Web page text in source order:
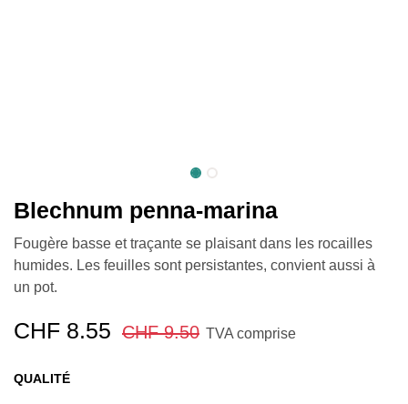
Blechnum penna-marina
Fougère basse et traçante se plaisant dans les rocailles
humides. Les feuilles sont persistantes, convient aussi à
un pot.
CHF 8.55 CHF9.50 TVA comprise
QUALITÉ